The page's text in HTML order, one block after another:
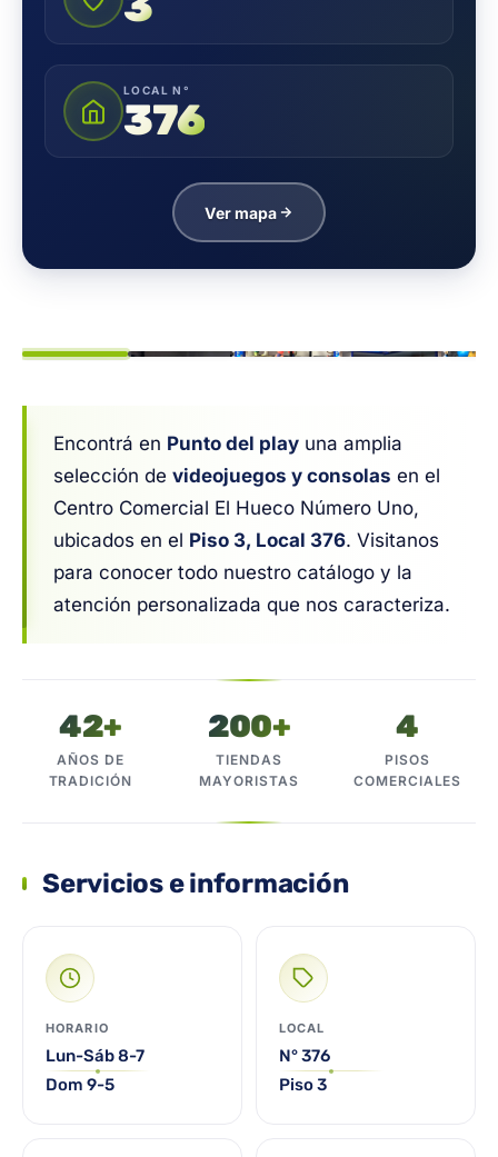
LOCAL N°
376
Ver mapa
Encontrá en Punto del play una amplia
selección de videojuegos y consolas en el
Centro Comercial El Hueco Número Uno,
ubicados en el Piso 3, Local 376. Visitanos
para conocer todo nuestro catálogo y la
atención personalizada que nos caracteriza.
42+
AÑOS DE
TRADICIÓN
200+
TIENDAS
MAYORISTAS
4
PISOS
COMERCIALES
Servicios e información
HORARIO
Lun-Sáb 8-7
Dom 9-5
LOCAL
N° 376
Piso 3